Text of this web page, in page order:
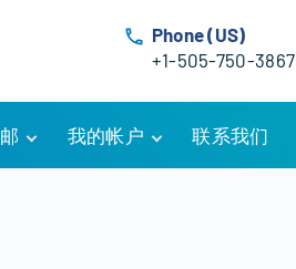
Phone (US)
+1-505-750-3867
我的帐户 联系我们